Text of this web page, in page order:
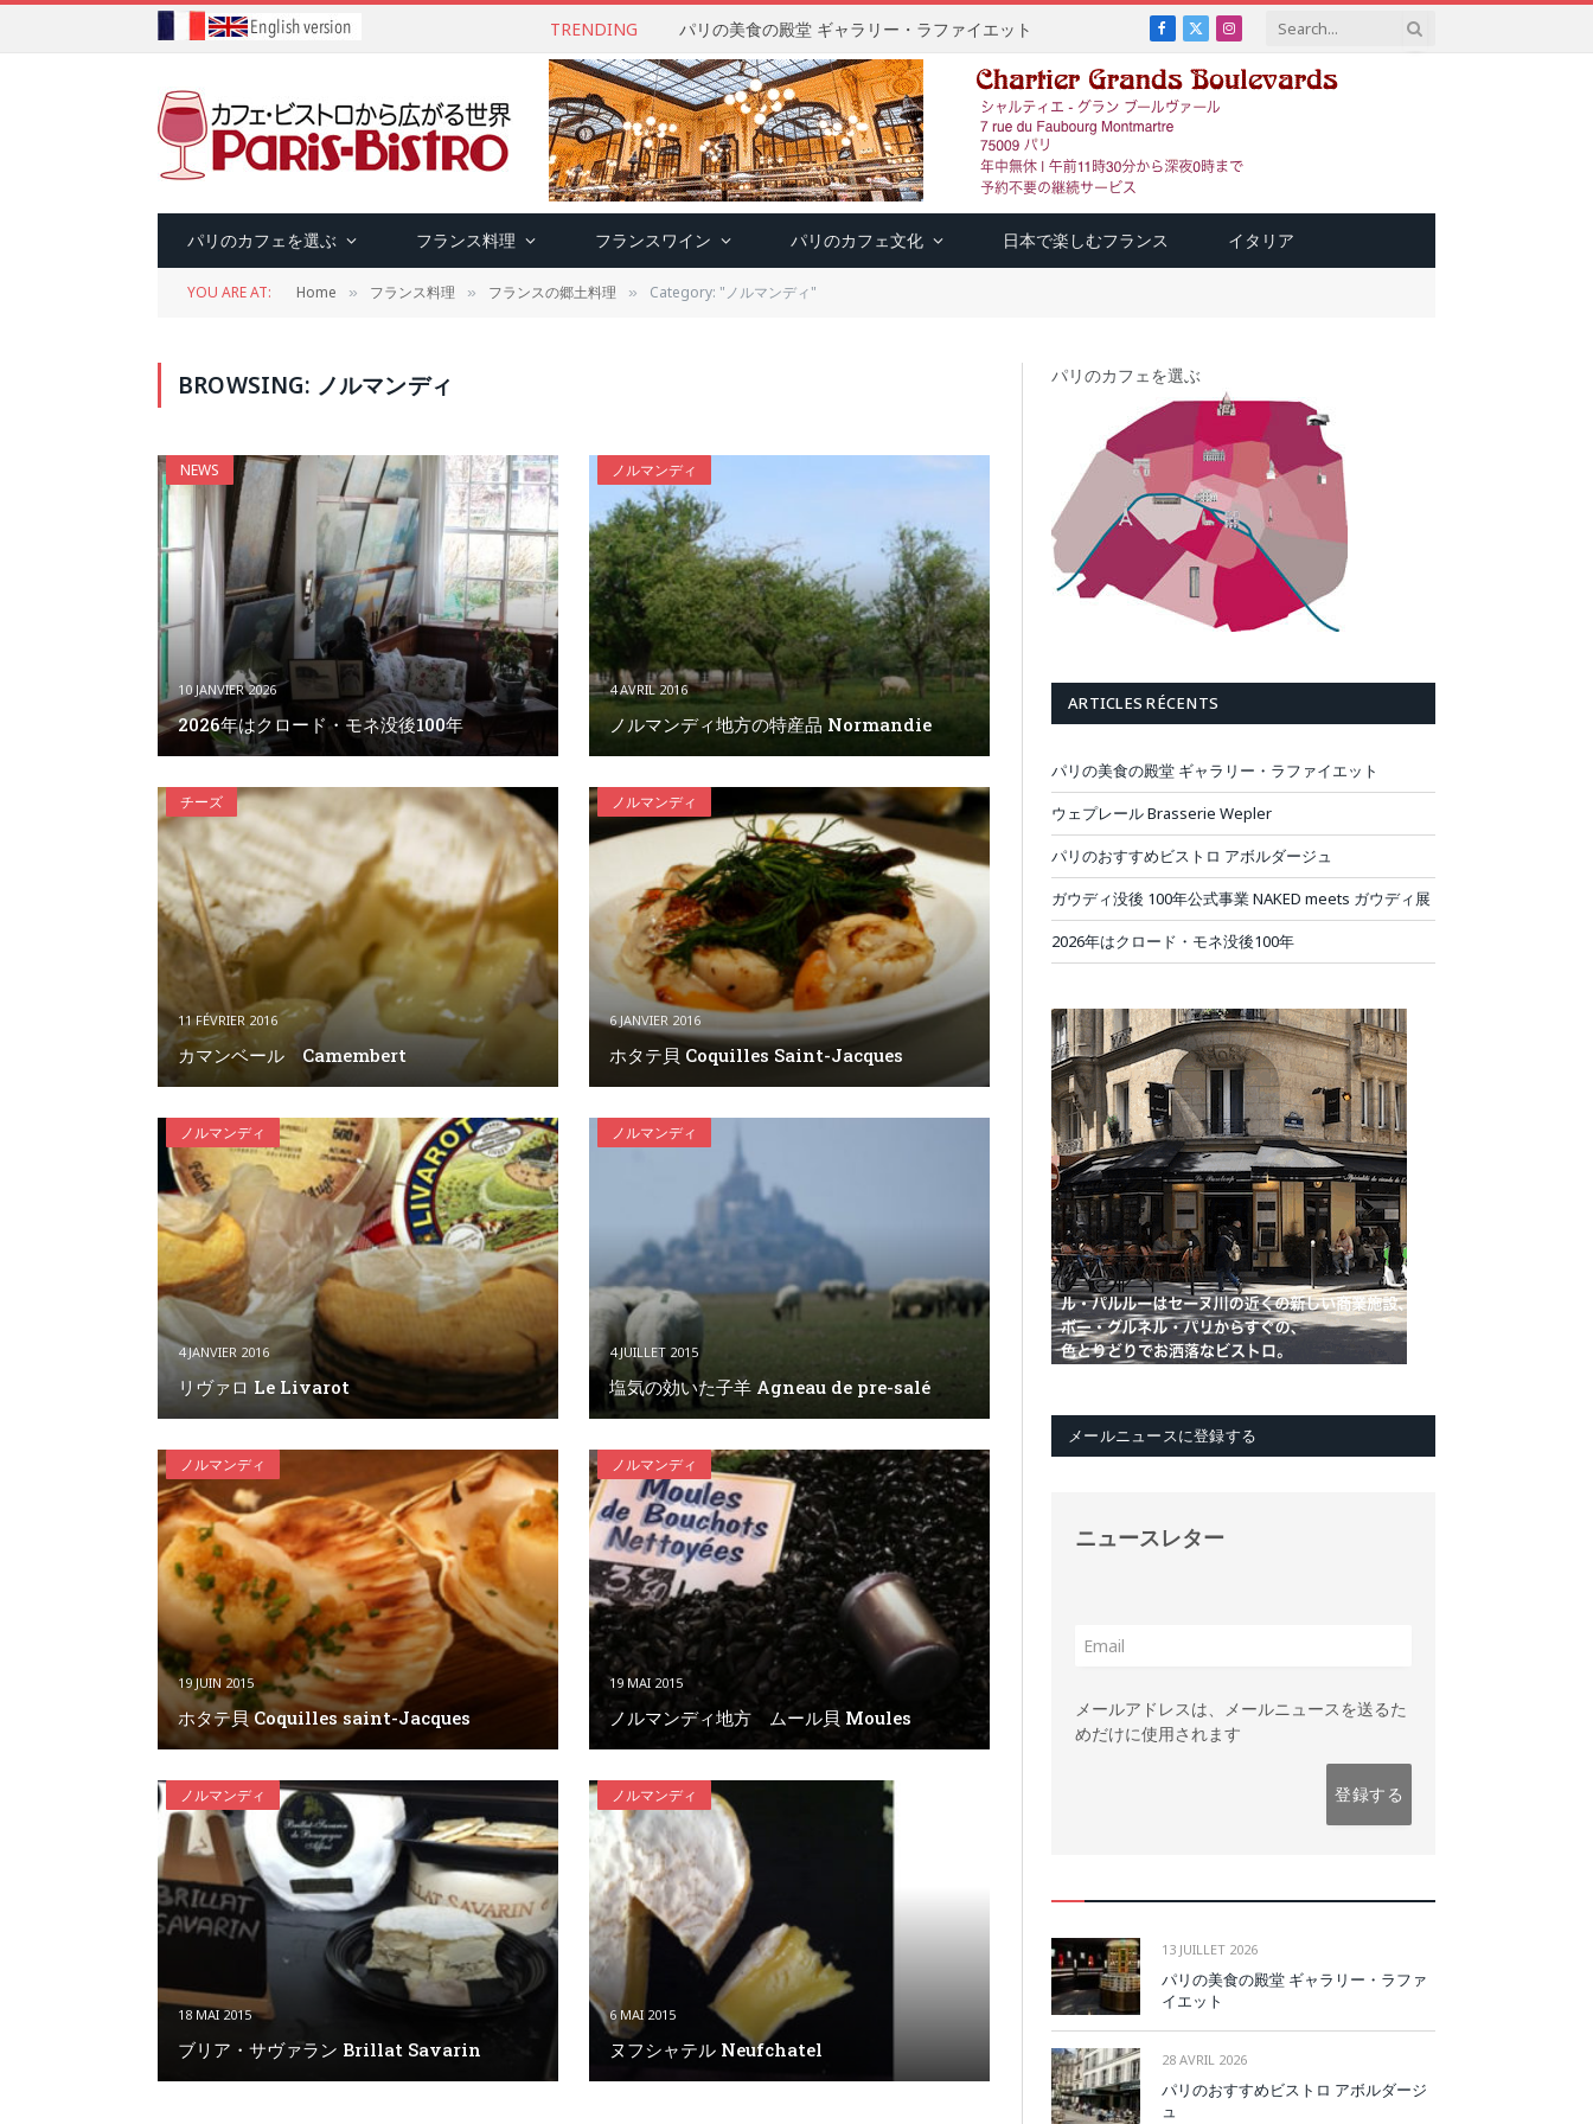
TRENDING パリの美食の殿堂 ギャラリー・ラファイエット Facebook
X
(Twitter)
Instagram
パリのカフェを選ぶ フランス料理 フランスワイン パリのカフェ文化 日本で楽しむフランス イタリア
YOU ARE AT: Home » フランス料理 » フランスの郷土料理 » Category: "ノルマンディ"
BROWSING: ノルマンディ
NEWS
10 JANVIER 2026
2026年はクロード・モネ没後100年
ノルマンディ
4 AVRIL 2016
ノルマンディ地方の特産品 Normandie
チーズ
11 FÉVRIER 2016
カマンベール Camembert
ノルマンディ
6 JANVIER 2016
ホタテ貝 Coquilles Saint-Jacques
ノルマンディ
4 JANVIER 2016
リヴァロ Le Livarot
ノルマンディ
4 JUILLET 2015
塩気の効いた子羊 Agneau de pre-salé
ノルマンディ
19 JUIN 2015
ホタテ貝 Coquilles saint-Jacques
ノルマンディ
19 MAI 2015
ノルマンディ地方 ムール貝 Moules
ノルマンディ
18 MAI 2015
ブリア・サヴァラン Brillat Savarin
ノルマンディ
6 MAI 2015
ヌフシャテル Neufchatel
パリのカフェを選ぶ
ARTICLES RÉCENTS
パリの美食の殿堂 ギャラリー・ラファイエット
ウェプレール Brasserie Wepler
パリのおすすめビストロ アボルダージュ
ガウディ没後 100年公式事業 NAKED meets ガウディ展
2026年はクロード・モネ没後100年
メールニュースに登録する
ニュースレター
メールアドレスは、メールニュースを送るた
めだけに使用されます
13 JUILLET 2026
パリの美食の殿堂 ギャラリー・ラファ
イエット
28 AVRIL 2026
パリのおすすめビストロ アボルダージ
ュ